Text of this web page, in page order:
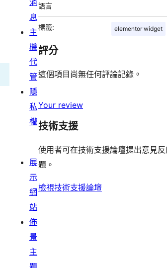
語言
標籤: elementor widget
評分
這個項目尚無任何評論記錄。
Your review
技術支援
使用者可在技術支援論壇提出意見
題。
檢視技術支援論壇
消
息
主
機
代
管
隱
私
權
展
示
網
站
佈
景
主